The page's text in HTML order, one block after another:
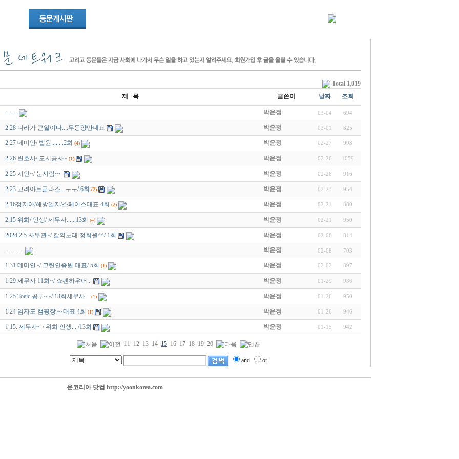
Total 1,019
제 목 글쓴이 날짜 조회
........ 박윤정 03-04 694
2.28 나라가 큰일이다....무등양만대표 박윤정 03-01 825
2.27 데미안/ 법원........2회 (4) 박윤정 02-27 993
2.26 변호사/ 도시공사~ (1) 박윤정 02-26 1059
2.25 시인~/ 눈사람~~ 박윤정 02-26 916
2.23 고려아트글라스...ㅜㅜ/ 6회 (2) 박윤정 02-23 954
2.16정지아/해방일지/스페이스대표 4회 (2) 박윤정 02-21 880
2.15 위화/ 인생/ 세무사......13회 (4) 박윤정 02-21 950
2024.2.5 사무관~/ 칼의노래 정회원^^/ 1회 박윤정 02-08 814
............ 박윤정 02-08 703
1.31 데미안~/ 그린인증원 대표/ 5회 (1) 박윤정 02-02 897
1.29 세무사 11회~/ 쇼펜하우어... 박윤정 01-29 936
1.25 Toeic 공부~~/ 13회세무사... (1) 박윤정 01-26 950
1.24 임자도 캠핑장~~대표 4회 (1) 박윤정 01-26 946
1.15. 세무사~ / 위화 인생..../13회 박윤정 01-15 942
11 12 13 14 15 16 17 18 19 20
and or
윤코리아 닷컴 http://yoonkorea.com